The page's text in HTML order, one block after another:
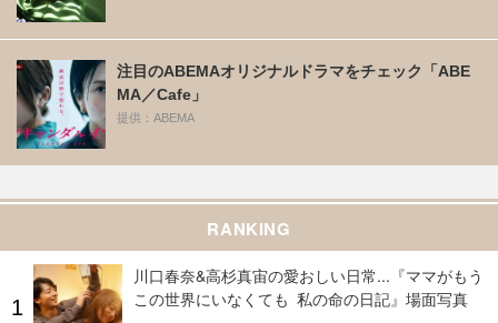
注目のABEMAオリジナルドラマをチェック「ABE
MA／Cafe」
提供：ABEMA
RANKING
川口春奈&高杉真宙の愛おしい日常...『ママがもう
この世界にいなくても 私の命の日記』場面写真